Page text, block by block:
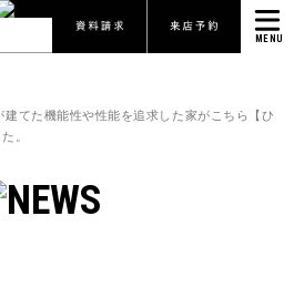
MENU
てた機能性や性能を追求した家がこちら【ひ
。